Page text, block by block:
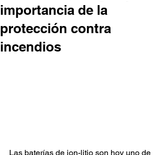
importancia de la
protección contra
incendios
Las baterías de ion-litio son hoy uno de